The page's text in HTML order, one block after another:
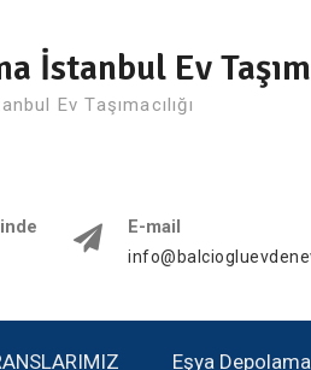
İstanbul Ev
Ev Taşımacılığı
E-mail
Eşya Depolama